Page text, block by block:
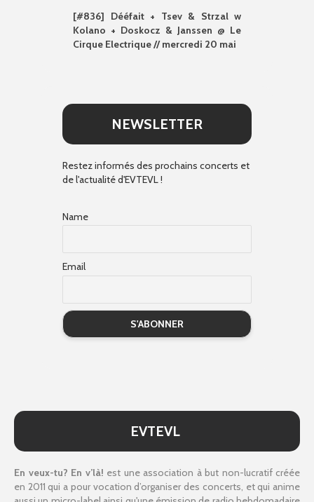
[#836] Dééfait + Tsev & Strzal w
Kolano + Doskocz & Janssen @ Le
Cirque Electrique // mercredi 20 mai
NEWSLETTER
Restez informés des prochains concerts et
de l'actualité d'EVTEVL !
Name
Email
EVTEVL
En veux-tu? En v’là! est une association à but non-lucratif créée
en 2011 qui a pour vocation d’organiser des concerts, et qui anime